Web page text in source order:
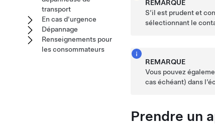
REMARQUE
S’il est prudent et
sélectionnant le
REMARQUE
Vous pouvez
cas échéant) dans
Prendre un
transport
En cas d'urgence
Dépannage
Renseignements pour
les consommateurs